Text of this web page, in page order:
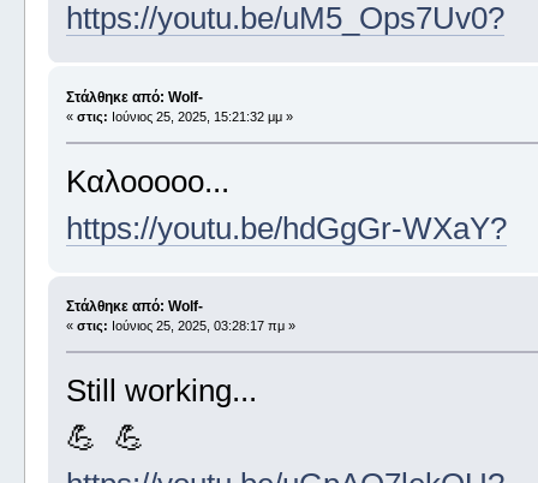
https://youtu.be/uM5_Ops7Uv0?
Στάλθηκε από: Wolf-
« στις: Ιούνιος 25, 2025, 15:21:32 μμ »
Καλοοοοο...
https://youtu.be/hdGgGr-WXaY?
Στάλθηκε από: Wolf-
« στις: Ιούνιος 25, 2025, 03:28:17 πμ »
Still working...
💪 💪